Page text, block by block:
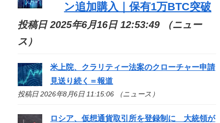
ン追加購入｜保有1万BTC突破
投稿日 2025年6月16日 12:53:49 （ニュー
ス）
米上院、クラリティー法案のクローチャー申請
見送り続く＝報道
投稿日 2026年8月6日 11:15:06 （ニュース）
ロシア、仮想通貨取引所を登録制に 大統領が